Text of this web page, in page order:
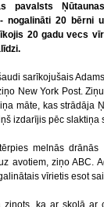
pavalsts
nogalināti 20 bērni
20 gadu vecs
sarīkojušais
New York Post.
māte, kas strādāja
izdarījis pēc slaktiņa
melnās
avotiem, ziņo ABC.
vīrietis esot
ziņots, ka ar skolā ar